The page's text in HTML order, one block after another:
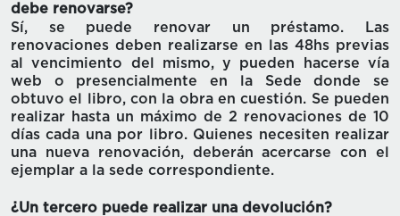
debe renovarse?
Sí, se puede renovar un préstamo. Las
renovaciones deben realizarse en las 48hs previas
al vencimiento del mismo, y pueden hacerse vía
web o presencialmente en la Sede donde se
obtuvo el libro, con la obra en cuestión. Se pueden
realizar hasta un máximo de 2 renovaciones de 10
días cada una por libro. Quienes necesiten realizar
una nueva renovación, deberán acercarse con el
ejemplar a la sede correspondiente.
¿Un tercero puede realizar una devolución?